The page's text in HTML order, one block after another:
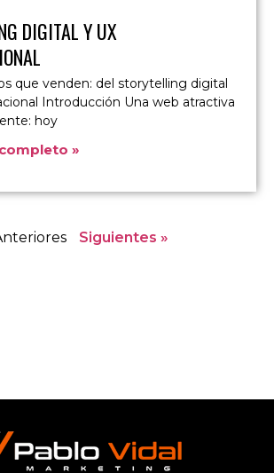
DIGITAL Y UX
que venden: del storytelling digital
Introducción Una web atractiva
hoy
»
Siguientes »